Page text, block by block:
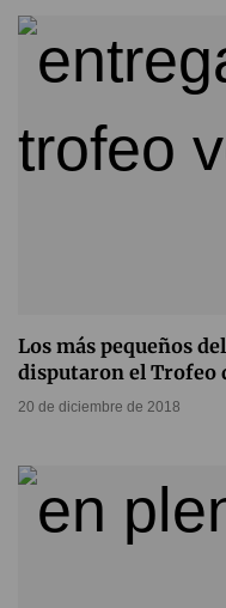
Los más pequeños
disputaron el Trofeo
20 de diciembre de 2018